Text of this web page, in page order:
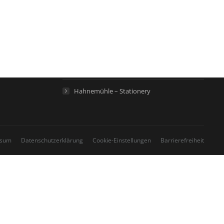
Hahnemühle – Stationery
Datenschutzerklärung Cookie-Einstellungen Barrierefreiheit